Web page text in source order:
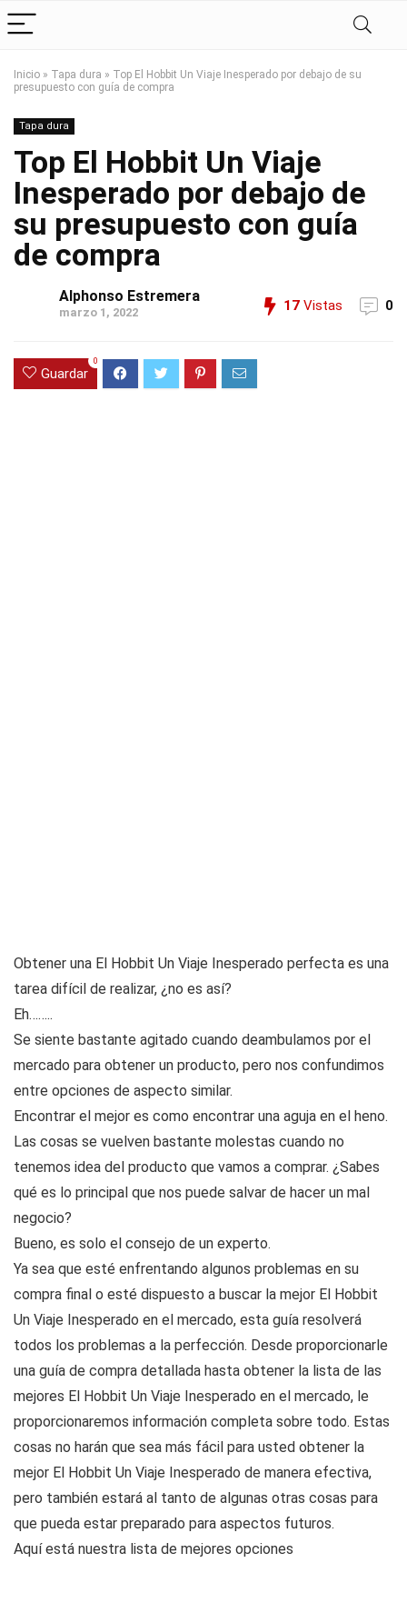
Inicio » Tapa dura » Top El Hobbit Un Viaje Inesperado por debajo de su
presupuesto con guía de compra
Tapa dura
Top El Hobbit Un Viaje
Inesperado por debajo de
su presupuesto con guía
de compra
Alphonso Estremera
marzo 1, 2022 17 Vistas 0
Guardar
0
Obtener una El Hobbit Un Viaje Inesperado perfecta es una
tarea difícil de realizar, ¿no es así?
Eh……..
Se siente bastante agitado cuando deambulamos por el
mercado para obtener un producto, pero nos confundimos
entre opciones de aspecto similar.
Encontrar el mejor es como encontrar una aguja en el heno.
Las cosas se vuelven bastante molestas cuando no
tenemos idea del producto que vamos a comprar. ¿Sabes
qué es lo principal que nos puede salvar de hacer un mal
negocio?
Bueno, es solo el consejo de un experto.
Ya sea que esté enfrentando algunos problemas en su
compra final o esté dispuesto a buscar la mejor El Hobbit
Un Viaje Inesperado en el mercado, esta guía resolverá
todos los problemas a la perfección. Desde proporcionarle
una guía de compra detallada hasta obtener la lista de las
mejores El Hobbit Un Viaje Inesperado en el mercado, le
proporcionaremos información completa sobre todo. Estas
cosas no harán que sea más fácil para usted obtener la
mejor El Hobbit Un Viaje Inesperado de manera efectiva,
pero también estará al tanto de algunas otras cosas para
que pueda estar preparado para aspectos futuros.
Aquí está nuestra lista de mejores opciones